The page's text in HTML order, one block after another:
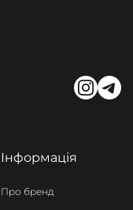
Інформація
Про бренд